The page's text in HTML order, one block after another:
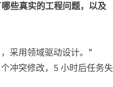
些真实的工程问题，以及
采用领域驱动设计。"
冲突修改，5 小时后任务失